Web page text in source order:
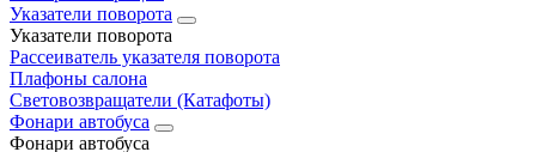
Указатели поворота
Указатели поворота
Рассеиватель указателя поворота
Плафоны салона
Световозвращатели (Катафоты)
Фонари автобуса
Фонари автобуса